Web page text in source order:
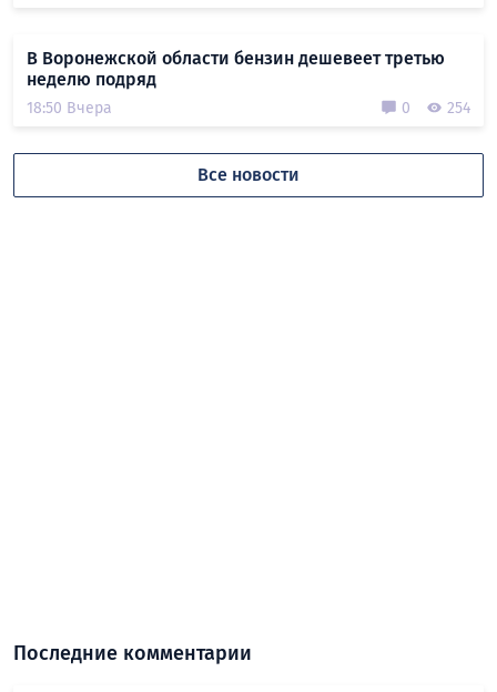
В Воронежской области бензин дешевеет третью
неделю подряд
18:50 Вчера 0 254
Все новости
Последние комментарии